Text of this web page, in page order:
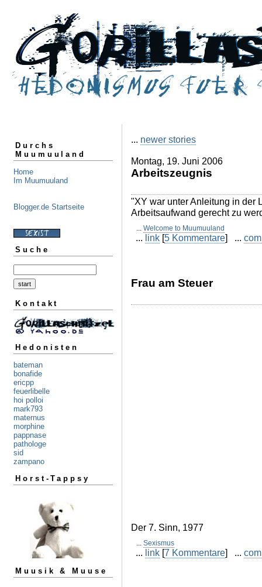
Durchs
Muumuuland
Home
Im Muumuuland
Blogger.de Startseite
Suche
Kontakt
Hedonisten
bateman
bonafide
ericpp
feuerlibelle
hoi polloi
mark793
maternus
morphine
pappnase
pathologe
sid
zampano
Horst-Tappsy
Muusik & Muuse
... newer stories
Montag, 19. Juni 2006
Arbeitszeugnis
"XY war unter Anleitung in der
Arbeitsaufwand gerecht zu
... Welcome to Muumuuland
... link [5 Kommentare] ...
Frau am Steuer
Der 7. Sinn, 1977
... Sexismus
... link [7 Kommentare] ...